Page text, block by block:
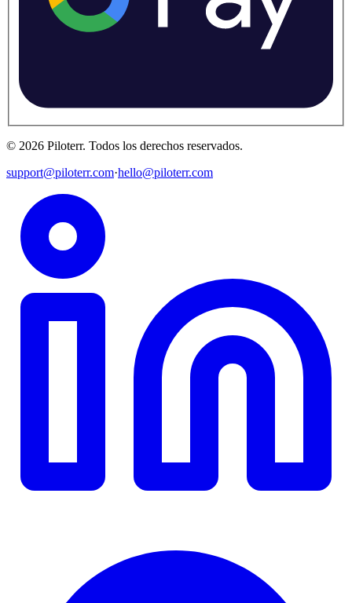
© 2026 Piloterr. Todos los derechos reservados.
support@piloterr.com·hello@piloterr.com